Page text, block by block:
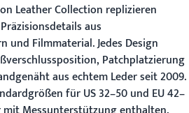
Leather Collection replizieren
aus
Filmmaterial. Jedes Design
Patchplatzierung
aus echtem Leder seit 2009.
für US 32–50 und EU 42–